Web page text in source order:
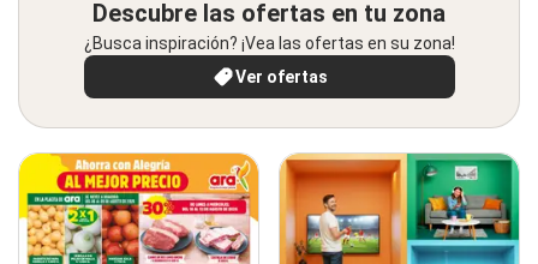
Descubre las ofertas en tu zona
¿Busca inspiración? ¡Vea las ofertas en su zona!
Ver ofertas